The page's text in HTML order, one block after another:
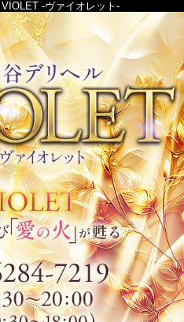
-ヴァイオレット-